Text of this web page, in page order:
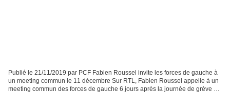
Publié le 21/11/2019 par PCF Fabien Roussel invite les forces de gauche à
un meeting commun le 11 décembre Sur RTL, Fabien Roussel appelle à un
meeting commun des forces de gauche 6 jours après la journée de grève du